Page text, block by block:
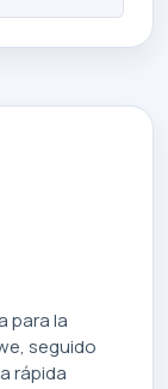
para la
seguido
rápida